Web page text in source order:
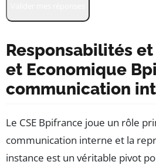
Responsabilités
et Economique
communication
Le CSE Bpifrance joue un rôle
communication interne et la
instance est un véritable pivot